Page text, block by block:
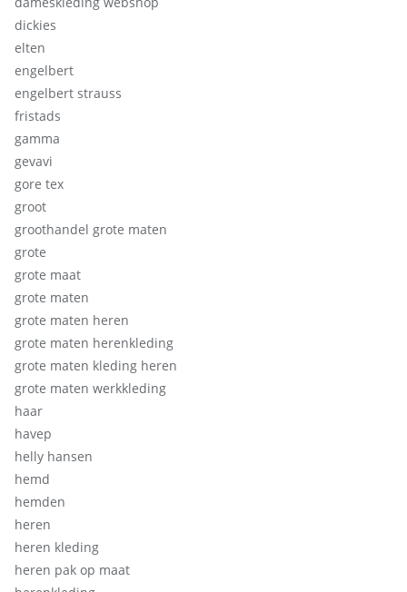
dickies
elten
engelbert
engelbert strauss
fristads
gamma
gevavi
gore tex
groot
groothandel grote maten
grote
grote maat
grote maten
grote maten heren
grote maten herenkleding
grote maten kleding heren
grote maten werkkleding
haar
havep
helly hansen
hemd
hemden
heren
heren kleding
heren pak op maat